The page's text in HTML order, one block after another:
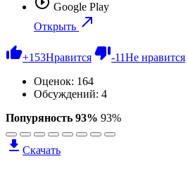
Google Play
Открыть
+153Нравится -11Не нравится
Оценок: 164
Обсуждений: 4
Попуряность 93% 93%
Скачать